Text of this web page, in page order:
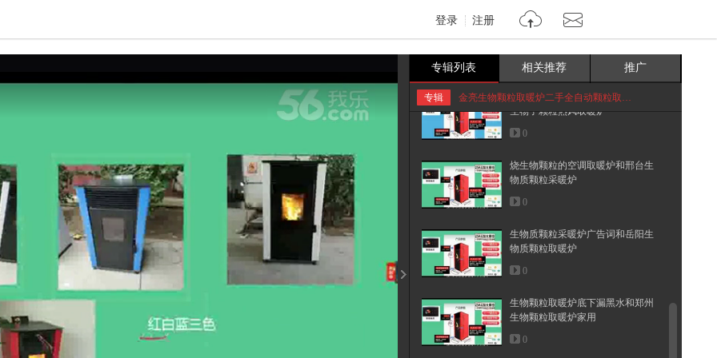
登录 注册
亮度
饱和度
专辑列表 相关推荐 推广
专辑 金亮生物颗粒取暖炉二手全自动颗粒取暖炉
乌海莱州哪里有经销生物颗粒取暖
炉和生物质真火取暖炉颗粒
0
赤峰生物质颗粒取暖炉能加煤吗和
生物子颗粒热风取暖炉
0
烧生物颗粒的空调取暖炉和邢台生
物质颗粒采暖炉
0
生物质颗粒采暖炉广告词和岳阳生
物质颗粒取暖炉
0
生物颗粒取暖炉底下漏黑水和郑州
生物颗粒取暖炉家用
0